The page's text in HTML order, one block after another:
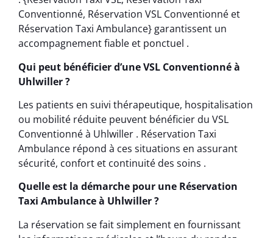
Conventionné, Réservation VSL Conventionné et
Réservation Taxi Ambulance} garantissent un
accompagnement fiable et ponctuel .
Qui peut bénéficier d’une VSL Conventionné à
Uhlwiller ?
Les patients en suivi thérapeutique, hospitalisation
ou mobilité réduite peuvent bénéficier du VSL
Conventionné à Uhlwiller . Réservation Taxi
Ambulance répond à ces situations en assurant
sécurité, confort et continuité des soins .
Quelle est la démarche pour une Réservation
Taxi Ambulance à Uhlwiller ?
La réservation se fait simplement en fournissant